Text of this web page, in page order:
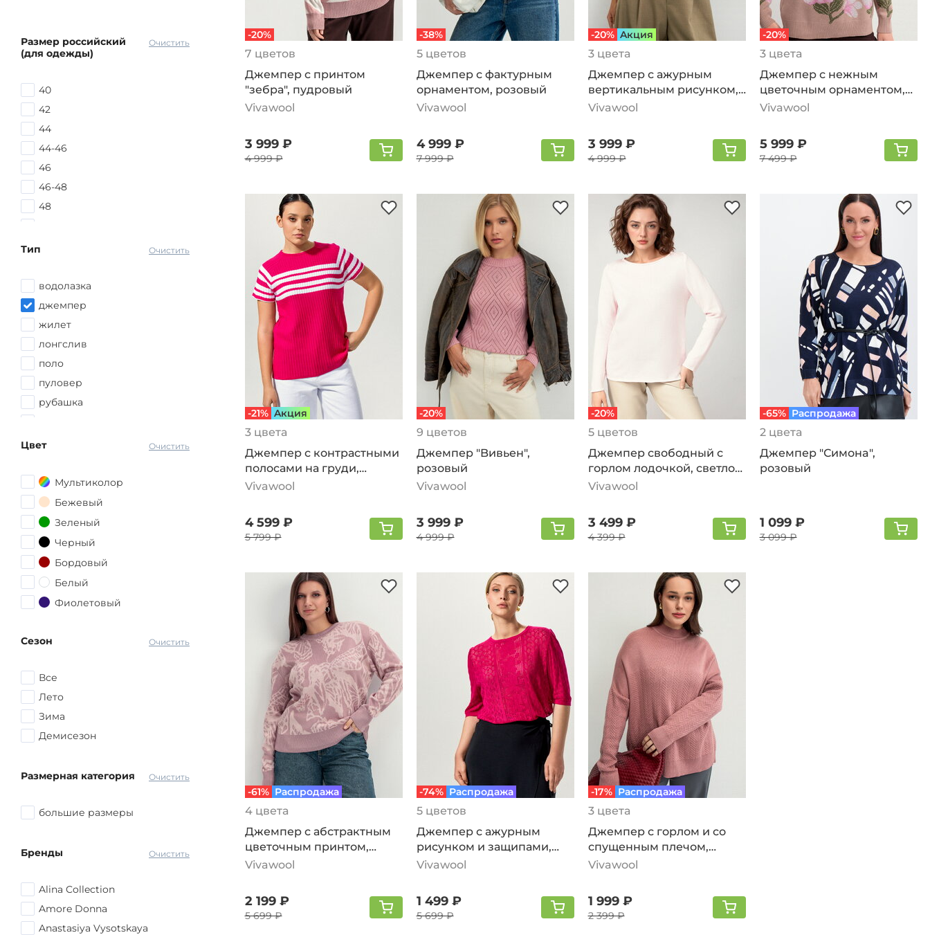
Очистить
Размер российский
(для одежды)
40
42
44
44-46
46
46-48
48
48-52
50-52
52
52-54
54
54-56
56
56-58
60-62
62
62-64
64
64-66
66
68
Очистить
Тип
водолазка
джемпер
жилет
лонгслив
поло
пуловер
рубашка
свитшот
туника
худи
Очистить
Цвет
Мультиколор
Бежевый
Зеленый
Черный
Бордовый
Белый
Фиолетовый
Розовый
Желтый
Голубой
Оранжевый
другой
Очистить
Сезон
Все
Лето
Зима
Демисезон
Очистить
Размерная категория
большие размеры
Очистить
Бренды
Alina Collection
Amore Donna
Anastasiya Vysotskaya
-20%
7 цветов
Джемпер с принтом
"зебра", пудровый
Vivawool
3 999 ₽
4 999 ₽
-38%
5 цветов
Джемпер с фактурным
орнаментом, розовый
Vivawool
4 999 ₽
7 999 ₽
-20% Aкция
3 цвета
Джемпер с ажурным
вертикальным рисунком,
розовый
Vivawool
3 999 ₽
4 999 ₽
-20%
3 цвета
Джемпер с нежным
цветочным орнаментом,
жемчужно-розовый
Vivawool
5 999 ₽
7 499 ₽
-21% Aкция
3 цвета
Джемпер с контрастными
полосами на груди,
розовый
Vivawool
4 599 ₽
5 799 ₽
-20%
9 цветов
Джемпер "Bивьен",
розовый
Vivawool
3 999 ₽
4 999 ₽
-20%
5 цветов
Джемпер свободный с
горлом лодочкой, светло-
розовый
Vivawool
3 499 ₽
4 399 ₽
-65% Распродажа
2 цвета
Джемпер "Симонa",
розовый
1 099 ₽
3 099 ₽
-61% Распродажа
4 цвета
Джемпер с абстрактным
цветочным принтом,
пудровый
Vivawool
2 199 ₽
5 699 ₽
-74% Распродажа
5 цветов
Джемпер с ажурным
рисунком и защипами,
фуксия
Vivawool
1 499 ₽
5 699 ₽
-17% Распродажа
3 цвета
Джемпер с горлом и со
спущенным плечом,
пудровый
Vivawool
1 999 ₽
2 399 ₽